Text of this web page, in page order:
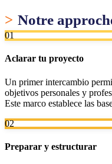
> Notre
01
Aclarar tu proyecto
Un primer intercambio
objetivos personales y
Este marco establece las
02
Preparar y estructurar